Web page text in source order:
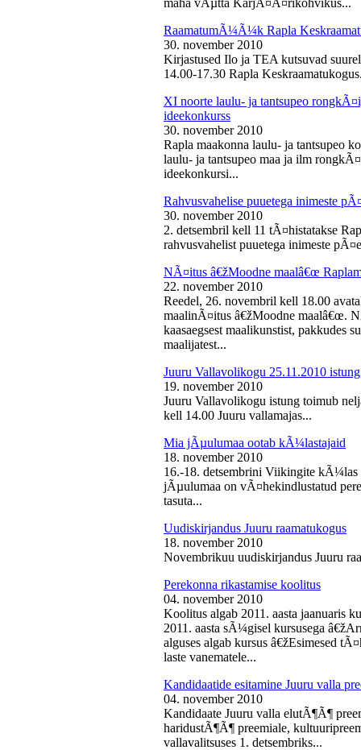
maha vÃµtta KarjÃ¤Ã¤rikohvikus...
RaamatumÃ¼Ã¼k Rapla
30. november 2010
Kirjastused Ilo ja TEA kutsuvad
14.00-17.30 Rapla
XI noorte laulu- ja tantsupeo
ideekonkurss
30. november 2010
Rapla maakonna laulu- ja tantsupeo
laulu- ja tantsupeo maa ja ilm
ideekonkursi...
Rahvusvahelise puuetega inimeste
30. november 2010
2. detsembril kell 11 tÃ¤histatakse
rahvusvahelist puuetega inimeste
NÃ¤itus â€žMoodne maalâ€œ
22. november 2010
Reedel, 26. novembril kell 18.00
maalinÃ¤itus â€žMoodne maalâ€œ.
kaasaegsest maalikunstist, pakkudes
maalijatest...
Juuru Vallavolikogu 25.11.2010 istung
19. november 2010
Juuru Vallavolikogu istung toimub
kell 14.00 Juuru vallamajas...
Mia jÃµulumaa ootab kÃ¼lastajaid
18. november 2010
16.-18. detsembrini Viikingite
jÃµulumaa on vÃ¤hekindlustatud
tasuta...
Uudiskirjandus Juuru raamatukogus
18. november 2010
Novembrikuu uudiskirjandus Juuru
Perekonna rikastamise koolitus
04. november 2010
Koolitus algab 2011. aasta jaanuaris
2011. aasta sÃ¼gisel kursusega
alguses algab kursus â€žEsimesed
laste vanematele...
Kandidaatide esitamine Juuru valla
04. november 2010
Kandidaate Juuru valla elutÃ¶Ã¶
haridustÃ¶Ã¶ preemiale,
vallavalitsuses 1. detsembriks...